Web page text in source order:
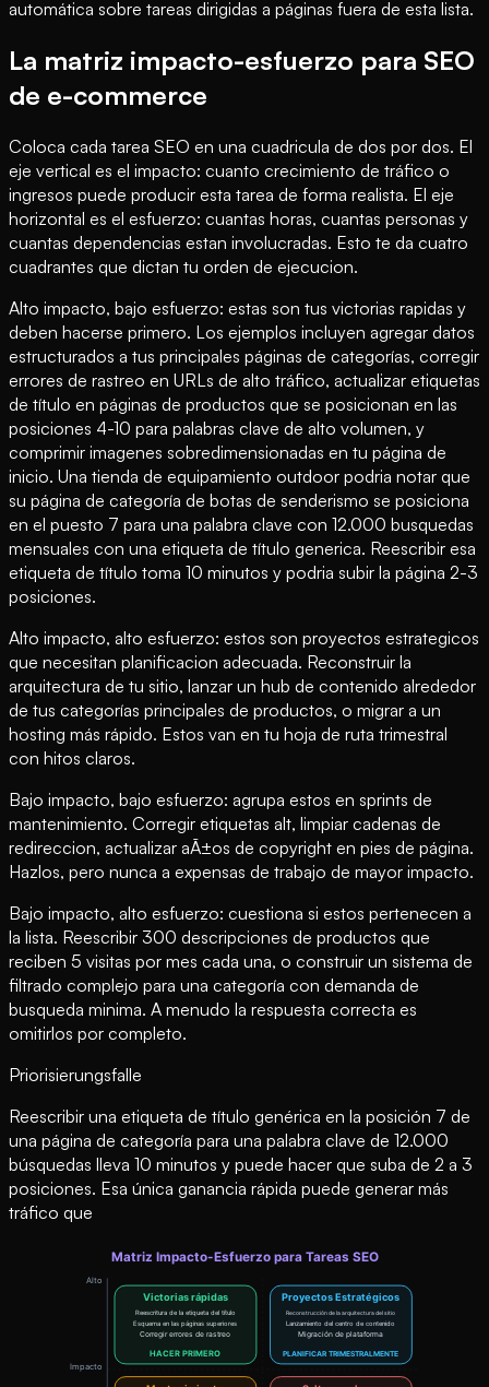
automática sobre tareas dirigidas a páginas fuera de esta lista.
La matriz impacto-esfuerzo para SEO
de e-commerce
Coloca cada tarea SEO en una cuadricula de dos por dos. El
eje vertical es el impacto: cuanto crecimiento de tráfico o
ingresos puede producir esta tarea de forma realista. El eje
horizontal es el esfuerzo: cuantas horas, cuantas personas y
cuantas dependencias estan involucradas. Esto te da cuatro
cuadrantes que dictan tu orden de ejecucion.
Alto impacto, bajo esfuerzo: estas son tus victorias rapidas y
deben hacerse primero. Los ejemplos incluyen agregar datos
estructurados a tus principales páginas de categorías, corregir
errores de rastreo en URLs de alto tráfico, actualizar etiquetas
de título en páginas de productos que se posicionan en las
posiciones 4-10 para palabras clave de alto volumen, y
comprimir imagenes sobredimensionadas en tu página de
inicio. Una tienda de equipamiento outdoor podria notar que
su página de categoría de botas de senderismo se posiciona
en el puesto 7 para una palabra clave con 12.000 busquedas
mensuales con una etiqueta de título generica. Reescribir esa
etiqueta de título toma 10 minutos y podria subir la página 2-3
posiciones.
Alto impacto, alto esfuerzo: estos son proyectos estrategicos
que necesitan planificacion adecuada. Reconstruir la
arquitectura de tu sitio, lanzar un hub de contenido alrededor
de tus categorías principales de productos, o migrar a un
hosting más rápido. Estos van en tu hoja de ruta trimestral
con hitos claros.
Bajo impacto, bajo esfuerzo: agrupa estos en sprints de
mantenimiento. Corregir etiquetas alt, limpiar cadenas de
redireccion, actualizar aÃ±os de copyright en pies de página.
Hazlos, pero nunca a expensas de trabajo de mayor impacto.
Bajo impacto, alto esfuerzo: cuestiona si estos pertenecen a
la lista. Reescribir 300 descripciones de productos que
reciben 5 visitas por mes cada una, o construir un sistema de
filtrado complejo para una categoría con demanda de
busqueda minima. A menudo la respuesta correcta es
omitirlos por completo.
Priorisierungsfalle
Reescribir una etiqueta de título genérica en la posición 7 de
una página de categoría para una palabra clave de 12.000
búsquedas lleva 10 minutos y puede hacer que suba de 2 a 3
posiciones. Esa única ganancia rápida puede generar más
tráfico que